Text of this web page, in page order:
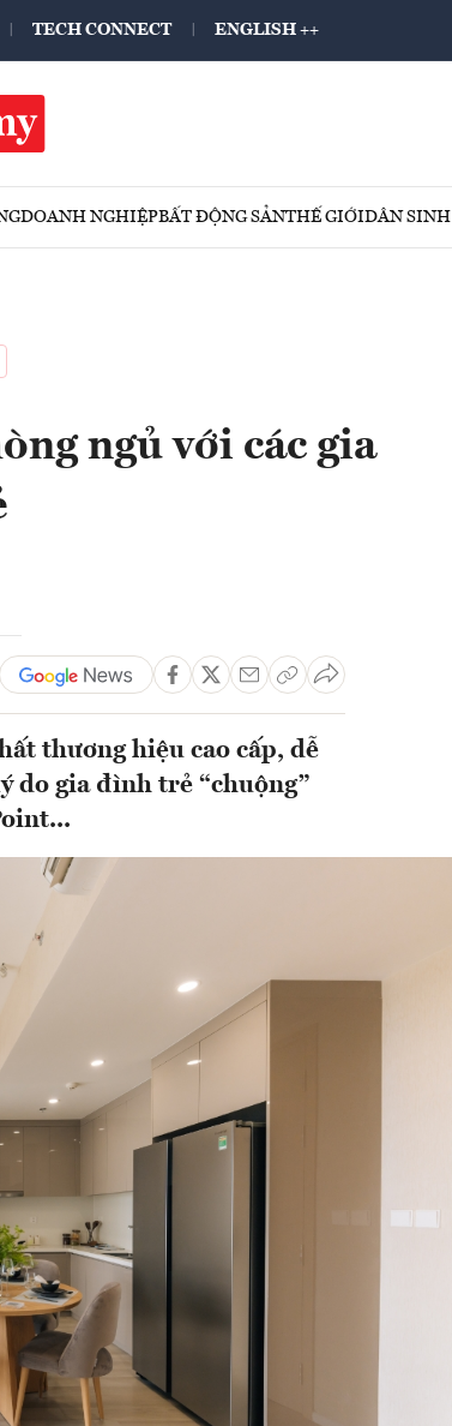
TECH CONNECT ENGLISH ++
DOANH NGHIỆPBẤT ĐỘNG SẢNTHẾ GIỚIDÂN SINH
ngủ với các gia
thương hiệu cao cấp, dễ
do gia đình trẻ “chuộng”